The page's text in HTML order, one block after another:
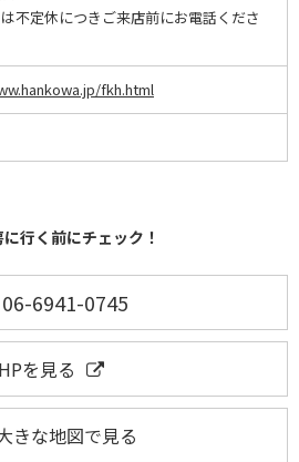
不定休につきご来店前にお電話くださ
fkh.html
行く前にチェック！
06-6941-0745
HPを見る
きな地図で見る